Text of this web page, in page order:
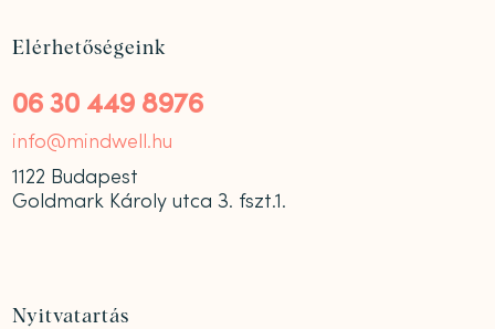
Elérhetőségeink
06 30 449 8976
info@mindwell.hu
1122 Budapest
Goldmark Károly utca 3. fszt.1.
Nyitvatartás